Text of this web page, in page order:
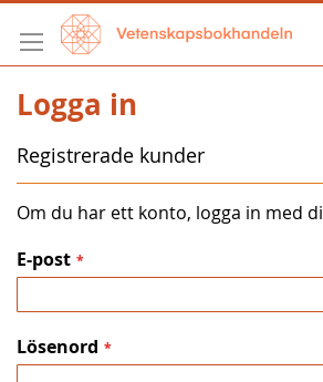
Hoppa
till
innehållet
Logga in
Registrerade kunder
Om du har ett konto, logga in med
E-post
Lösenord